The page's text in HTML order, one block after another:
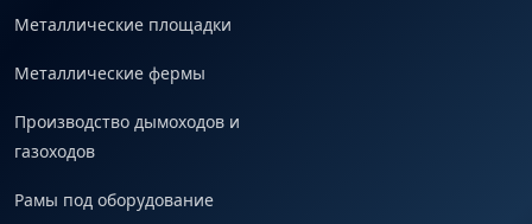
Металлические площадки
Металлические фермы
Производство дымоходов и
газоходов
Рамы под оборудование